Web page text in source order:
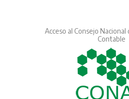
Acceso al Consejo
Contable